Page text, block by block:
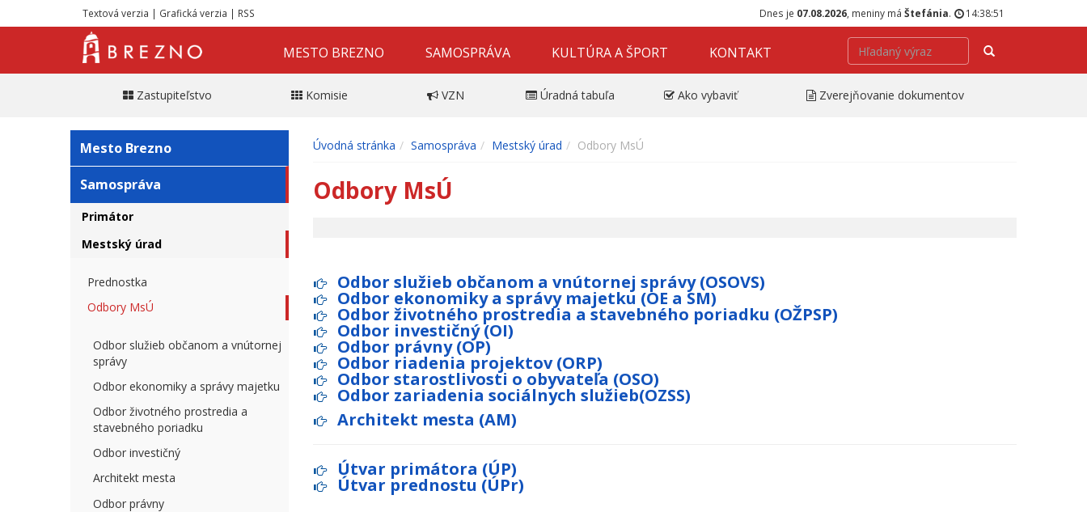
Textová verzia | Grafická verzia | RSS Dnes je 07.08.2026 , meniny má Štefánia. 14:38:51
MESTO BREZNO SAMOSPRÁVA KULTÚRA A ŠPORT KONTAKT Hľadať
Zastupiteľstvo Komisie VZN Úradná tabuľa Ako vybaviť Zverejňovanie dokumentov
Mesto Brezno
Samospráva
Primátor
Mestský úrad
Prednostka
Odbory MsÚ
Odbor služieb občanom a vnútornej
správy
Odbor ekonomiky a správy majetku
Odbor životného prostredia a
stavebného poriadku
Odbor investičný
Architekt mesta
Odbor právny
Úvodná stránka Samospráva Mestský úrad Odbory MsÚ
Odbory MsÚ
Odbor služieb občanom a vnútornej správy (OSOVS)
Odbor ekonomiky a správy majetku (OE a SM)
Odbor životného prostredia a stavebného poriadku (OŽPSP)
Odbor investičný (OI)
Odbor právny (OP)
Odbor riadenia projektov (ORP)
Odbor starostlivosti o obyvateľa (OSO)
Odbor zariadenia sociálnych služieb(OZSS)
Architekt mesta (AM)
Útvar primátora (ÚP)
Útvar prednostu (ÚPr)